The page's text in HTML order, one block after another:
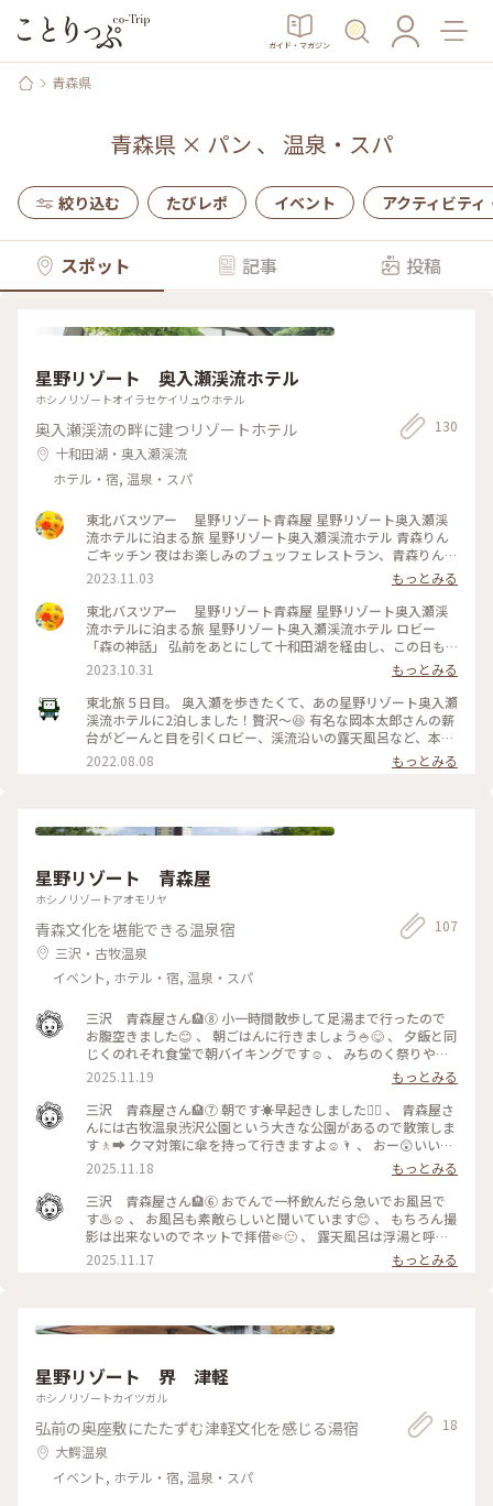
ガイド・マガジン
青森県
青森県× パン 、 温泉・スパ
絞り込む たびレポ イベント アクティビティ
スポット 記事 投稿
星野リゾート 奥入瀬渓流ホテル
ホシノリゾートオイラセケイリュウホテル
奥入瀬渓流の畔に建つリゾートホテル
十和田湖・奥入瀬渓流
ホテル・宿, 温泉・スパ
130
東北バスツアー 星野リゾート青森屋 星野リゾート奥入瀬渓
流ホテルに泊まる旅 星野リゾート奥入瀬渓流ホテル 青森りん
ごキッチン 夜はお楽しみのブュッフェレストラン、青森りんご
キッチンでの食事です。 りんごをモチーフにしたインテリアが
とても可愛らしく、お料理も星野リゾート連泊で飽きが来るか
なという心配をよそに、どれもこれみな美味しそう！食べてみ
たい！お料理ばかりが並んでいました。 ガイドさんから、
「アップルパイの焼き立てがありますから、デザート分のお腹
を少し残して食べてくださいね！」と言われていたので、はじ
めから飛ばしすぎず落ち着いて食べました。 アップルパイは
ソフトクリームを自分で好きな分だけ絞り出せます。（これは
青森屋さんでもありました🍦） 焼き立てはとても美味しくて、
2回おかわりしてしまいました🍎 #私のことりっぷ旅 #秋さん
ぽ #青森 #奥入瀬渓流 #星野リゾート奥入瀬渓流ホテル #青森
りんごキッチン #朝食は #焼きたての #アップルパンケーキ
2023.11.03
もっとみる
東北バスツアー 星野リゾート青森屋 星野リゾート奥入瀬渓
流ホテルに泊まる旅 星野リゾート奥入瀬渓流ホテル ロビー
「森の神話」 弘前をあとにして十和田湖を経由し、この日も
ホテルステイを楽しむために15時過ぎに星野リゾート奥入瀬渓
流ホテルに到着しました。 何度も写真で目にしていた岡本太
郎作の巨大暖炉「森の神話」があるロビー。 やっと目の前で
見ることができました。 日中に見るロビーは背景の緑が美し
く、夜、人がいなくなったロビーはキラキラとシャンデリアが
ルカムドリンクをいただけるので、お部屋に入るよりもまず先
ようやく来ることができました。 幸せの時間、始まります。 #
ト奥入瀬渓流ホテル #お部屋も #ベッドも #フカフカ
2023.10.31
もっとみる
東北旅５日目。 奥入瀬を歩きたくて、あの星野リゾート奥入瀬
渓流ホテルに2泊しました！贅沢〜😆 有名な岡本太郎さんの薪
台がどーんと目を引くロビー、渓流沿いの露天風呂など、本当
に素敵なところでした。 🚶 ホテルから奥入瀬渓流の途中まで
無料のバスが出ていて、今回はそこから十和田湖まで歩き、逆
結構長い道のりですが、楽しく歩けます♪ 途中いくつか滝も
ということでまさにベストな時期に来た感じがしました。 後
で聞いたら本当のベストは冬になる少し前、だそうです😊 そ
の頃、また来たいなぁ。 🍻 戻ってきて気になっていた奥入瀬
ビールで乾杯！
2022.08.08 もっとみる
星野リゾート 青森屋
ホシノリゾートアオモリヤ
青森文化を堪能できる温泉宿
三沢・古牧温泉
イベント, ホテル・宿, 温泉・スパ
107
三沢 青森屋さん🏨⑧ 小一時間散歩して足湯まで行ったので
お腹空きました😊 、 朝ごはんに行きましょう🍚😋 、 夕飯と同
じくのれそれ食堂で朝バイキングです☺️ 、 みちのく祭りやの
前に何やら人だかりが👀 、 近づくとラジオ体操🤸‍♀️してるよう
ですが何言ってるかわからない😂津軽弁ラジオ体操でした 、
さて、食堂到着🛬 、 すぐに入れました😊 、 いつものように物
色します👀 、 イサバのかっちゃラーメン屋になってる🥹後で
食べよ 、 １周目 のっけ丼いただきます😊 好きな海鮮を選んで
乗せます イカ、エビ、明太子乗せて来ました☺️イカ多め 、 2
周目 ホタテラーメン🍜です😊 東北は朝ラーメン文化があるの
であやかります☺️ 、 3周目 ぱんとヨーグルト😊 コーンスープ
🌽です ヨーグルトにはりんご味、ブルーベリー味、キュウイ
味？だったかな😊全部かけちゃいました 、 朝からおいしいご
はんしあわせ☺️ 、 食べた後は送迎バスの時間までお土産を見
て回りました😊 、 青森屋さんはこれで最後になります🙂お世
2025.11.19
もっとみる
三沢 青森屋さん🏨⑦ 朝です☀️早起きしました🙋‍♂️ 、 青森屋さ
んには古牧温泉渋沢公園という大きな公園があるので散策しま
す🚶‍➡️ クマ対策に傘を持って行きますよ☺️🌂 、 おー😲いい天
気で紅葉も綺麗だ😊 、 この広大な土地はあの渋沢栄一先生に
三代仕えた北の観光王杉本さんが開発しました🕺✨ 十和田市に
あった渋沢栄一先生が所有する渋沢牧場🫏🐑🐖🐂を解体して新
事業を展開⛏️👷 、 やっぱり娯楽施設いるよねって事で古牧温
泉を掘り当て、かつては行きたいリゾート10年連続１位になる
古牧温泉を作り渋沢家はこの公園に住んでました🏠✨ 、 さて
大きな池を一周回ります🌀 、 風もないので紅葉が綺麗に映り
ない🐴 、 さらに歩くと大きな門がありその先にはかつての渋
回って来て少し時間があったので足湯します☺️ 外国女子がも
の珍しそうに見てましたが気にしません🙂 、 それはそうと渋
沢栄一さんの銅像もあったはずだが？🙂ﾄﾞｺﾆﾓﾅｲｿﾞ 、 今調べた
ら故郷の埼玉県深谷市に引っ越ししてました😂 、 しかもまさ
にこの日に深谷市で初日のお披露目会やってたよ😂😂 、 、 #
あきらの東北
2025.11.18
もっとみる
三沢 青森屋さん🏨⑥ おでんで一杯飲んだら急いでお風呂で
す♨️☺️ 、 お風呂も素敵らしいと聞いています😊 、 もちろん撮
影は出来ないのでネットで拝借🤏🙂 、 露天風呂は浮湯と呼ば
れ まるで水に浮いてるような露天風呂です😊 、 とろとろです
🥹温泉詳しくないのでわかりませんが泉質はアルカリ性単純温
籠流しは東北でねぶり流しと呼ばれ幾つもの灯籠が置かれます
た😊✨ 、 後は部屋でゆっくりします🙂 、 青森屋さんは自販機
にビールがないのでちゃんと買って来ました☺️ 、 スーパーで
買ったつまみとイギリストーストを食べてビールをいただきま
す😊 、 思えばレンタカーを１６時に返してから飲み続けてま
すが今日はこれが最後です☺️ 、 次の投稿は翌日の散歩風景に
2025.11.17 もっとみる
星野リゾート 界 津軽
ホシノリゾートカイツガル
弘前の奥座敷にたたずむ津軽文化を感じる湯宿
大鰐温泉
イベント, ホテル・宿, 温泉・スパ
18